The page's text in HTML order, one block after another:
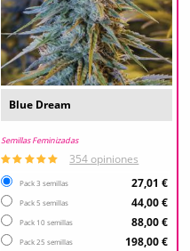
Blue Dream
Semillas Feminizadas
354 opiniones
Pack 3 semillas 27,01 €
Pack 5 semillas 44,00 €
Pack 10 semillas 88,00 €
Pack 25 semillas
198,00 €